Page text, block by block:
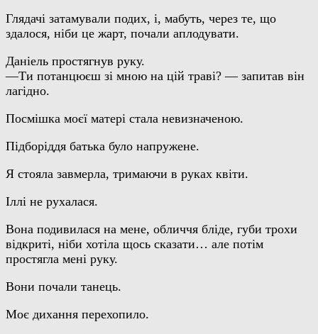
Глядачі затамували подих, і, мабуть, через те, що
здалося, ніби це жарт, почали аплодувати.
Даніель простягнув руку.
—Ти потанцюєш зі мною на цій траві? — запитав він
лагідно.
Посмішка моєї матері стала невизначеною.
Підборіддя батька було напружене.
Я стояла завмерла, тримаючи в руках квіти.
Іллі не рухалася.
Вона подивилася на мене, обличчя бліде, губи трохи
відкриті, ніби хотіла щось сказати… але потім
простягла мені руку.
Вони почали танець.
Моє дихання перехопило.